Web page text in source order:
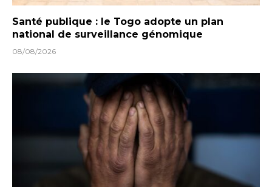
Santé publique : le Togo adopte un plan
national de surveillance génomique
08/08/2026